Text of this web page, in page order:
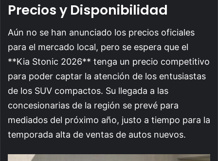
Precios y Disponibilidad
Aún no se han anunciado los precios oficiales
para el mercado local, pero se espera que el
**Kia Stonic 2026** tenga un precio competitivo
para poder captar la atención de los entusiastas
de los SUV compactos. Su llegada a las
concesionarias de la región se prevé para
mediados del próximo año, justo a tiempo para la
temporada alta de ventas de autos nuevos.